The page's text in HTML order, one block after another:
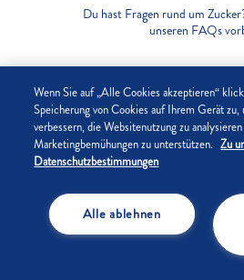
Du hast Fragen rund um
unseren FAQs
COOKIE-
Wenn Sie auf „Alle Cookies akzeptieren“
Speicherung von Cookies auf Ihrem Gerät
verbessern, die Websitenutzung zu
Marketingbemühungen zu unterstützen. Zu
Datenschutzbestimmungen
Alle ablehnen